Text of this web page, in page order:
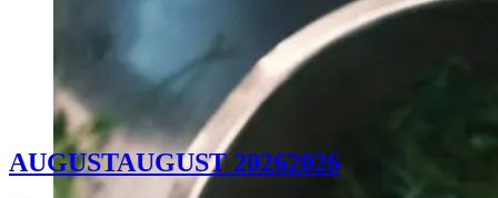
AUGUSTAUGUST 20262026